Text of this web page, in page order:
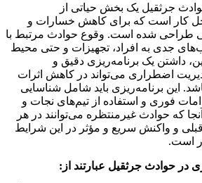
جرثقیل یک بخش حیاتی از
کار است که برای کاهش خسارات و
طراحی شده است. وقوع حوادث مرتبط با
جدی به افراد، تجهیزات و حتی محیط
داشتن یک برنامه‌ریزی دقیق و
اضطراری می‌تواند در کاهش اثرات
این برنامه‌ریزی باید شامل شناسایی
فوری و استفاده از تیم‌های نجات و
که حوادث غیرمنتظره می‌توانند در هر
و واکنش سریع و مؤثر در این شرایط
است.
حوادث جرثقیل عبارتند از: